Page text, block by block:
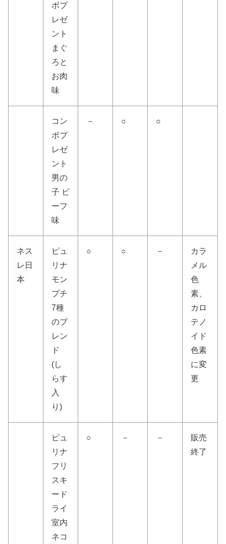
ボプ
レゼ
ント
まぐ
ろと
お肉
味
コン
ボプ
レゼ
ント
男の
子 ビ
ーフ
味
－ ○ ○
ネス
レ日
本
ピュ
リナ
モン
プチ
7種
のブ
レン
ド
(し
らす
入
り)
○ ○ －
カラ
メル
色
素、
カロ
テノ
イド
色素
に変
更
ピュ
リナ
フリ
スキ
ード
ライ
室内
ネコ
○ － －
販売
終了